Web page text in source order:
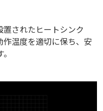
されたヒートシンク
作温度を適切に保ち、安